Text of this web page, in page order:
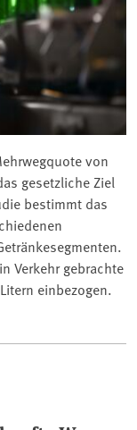
von
gesetzliche Ziel
bestimmt das
Verkehr gebrachte
einbezogen.